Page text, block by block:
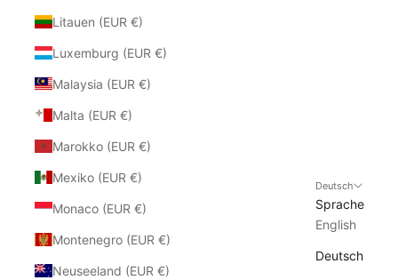
Litauen (EUR €)
Luxemburg (EUR €)
Malaysia (EUR €)
Malta (EUR €)
Marokko (EUR €)
Mexiko (EUR €)
Monaco (EUR €)
Montenegro (EUR €)
Neuseeland (EUR €)
Deutsch
Sprache
English
Deutsch